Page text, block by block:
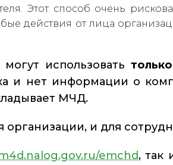
Этот способ очень
действия от лица
использовать
и нет информации о
МЧД.
и для
emchd, так